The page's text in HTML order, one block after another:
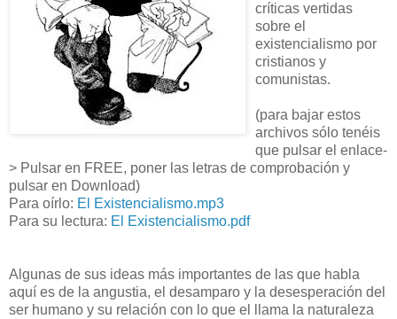
críticas vertidas
sobre el
existencialismo por
cristianos y
comunistas.
(para bajar estos
archivos sólo tenéis
que pulsar el enlace-
> Pulsar en FREE, poner las letras de comprobación y
pulsar en Download)
Para oírlo: El Existencialismo.mp3
Para su lectura: El Existencialismo.pdf
Algunas de sus ideas más importantes de las que habla
aquí es de la angustia, el desamparo y la desesperación del
ser humano y su relación con lo que el llama la naturaleza